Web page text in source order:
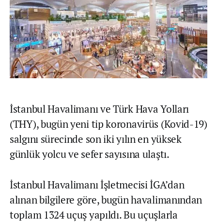
İstanbul Havalimanı ve Türk Hava Yolları
(THY), bugün yeni tip koronavirüs (Kovid-19)
salgını sürecinde son iki yılın en yüksek
günlük yolcu ve sefer sayısına ulaştı.
İstanbul Havalimanı İşletmecisi İGA’dan
alınan bilgilere göre, bugün havalimanından
toplam 1324 uçuş yapıldı. Bu uçuşlarla